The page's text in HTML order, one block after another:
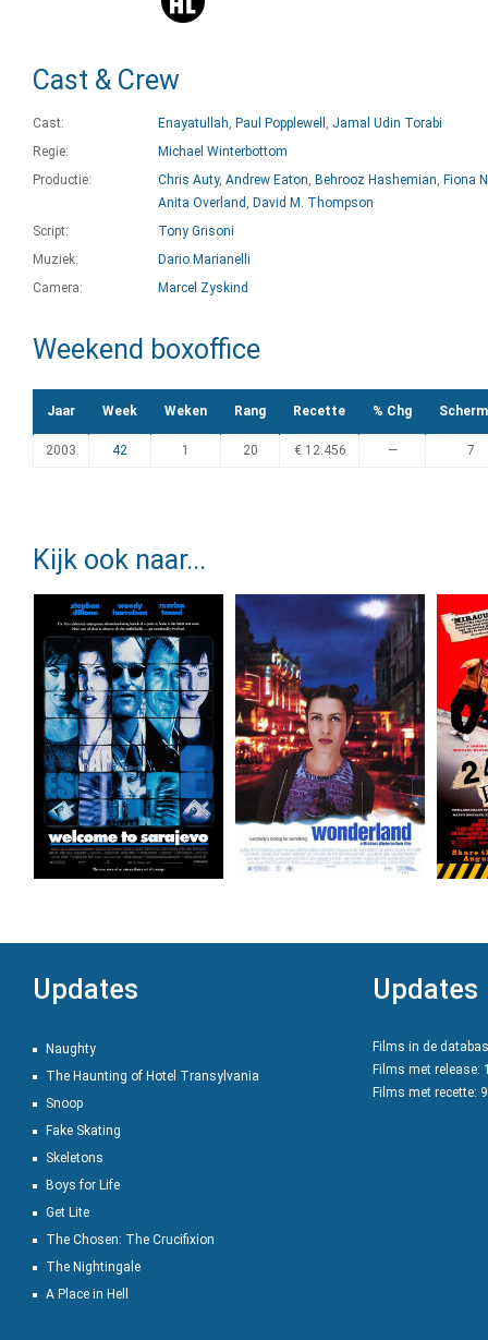
Cast & Crew
Cast: Enayatullah, Paul Popplewell , Jamal Udin Torabi
Regie:
Michael Winterbottom
Productie:
Chris Auty, Andrew Eaton, Behrooz Hashemian, Fiona
Anita Overland , David M. Thompson
Script:
Tony Grisoni
Muziek:
Dario Marianelli
Camera:
Marcel Zyskind
Weekend boxoffice
Jaar Week Weken Rang Recette % Chg
2003 42 1 20 € 12.456 — 7
Kijk ook naar...
Updates
Naughty
The Haunting of Hotel Transylvania
Snoop
Fake Skating
Skeletons
Boys for Life
Get Lite
The Chosen: The Crucifixion
The Nightingale
A Place in Hell
Updates
Films in de
Films met release:
Films met recette: